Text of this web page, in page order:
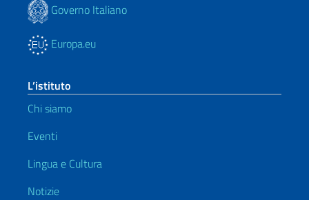
Governo Italiano
Europa.eu
L’istituto
Chi siamo
Eventi
Lingua e Cultura
Notizie